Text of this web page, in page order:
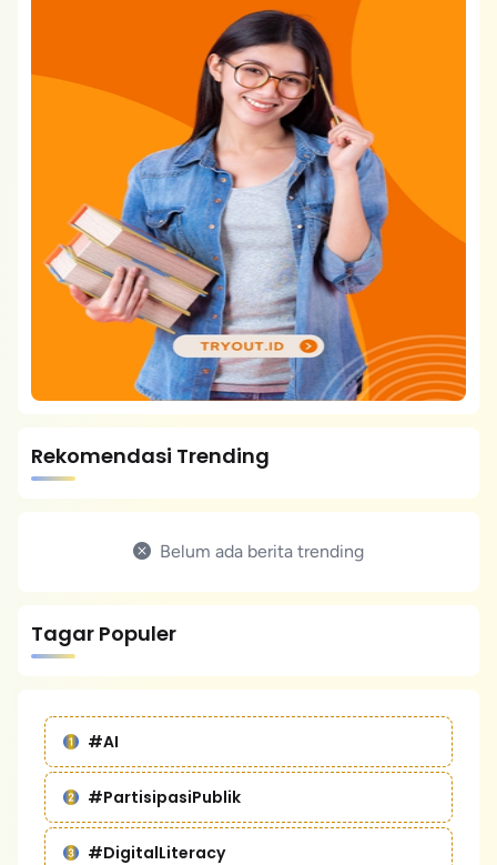
Rekomendasi Trending
Belum ada berita trending
Tagar Populer
#AI
#PartisipasiPublik
#DigitalLiteracy